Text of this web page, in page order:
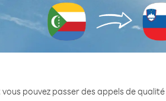
pouvez passer des appels de